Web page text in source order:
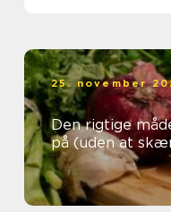
25. november
Den rigtige
på (uden at